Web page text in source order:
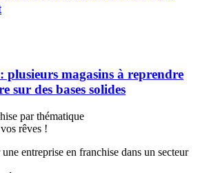
plusieurs magasins à reprendre
sur des bases solides
par thématique
rêves !
entreprise en franchise dans un secteur